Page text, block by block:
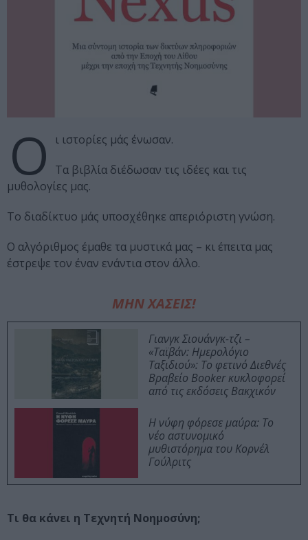
Ο
ι ιστορίες μάς ένωσαν.
Τα βιβλία διέδωσαν τις ιδέες και τις
μυθολογίες μας.
Το διαδίκτυο μάς υποσχέθηκε απεριόριστη γνώση.
Ο αλγόριθμος έμαθε τα μυστικά μας – κι έπειτα μας
έστρεψε τον έναν ενάντια στον άλλο.
ΜΗΝ ΧΑΣΕΙΣ!
Γιανγκ Σιουάνγκ-τζι –
«Ταϊβάν: Ημερολόγιο
Ταξιδιού»: Το φετινό Διεθνές
Βραβείο Booker κυκλοφορεί
από τις εκδόσεις Βακχικόν
Η νύφη φόρεσε μαύρα: Το
νέο αστυνομικό
μυθιστόρημα του Κορνέλ
Γούλριτς
Τι θα κάνει η Τεχνητή Νοημοσύνη;